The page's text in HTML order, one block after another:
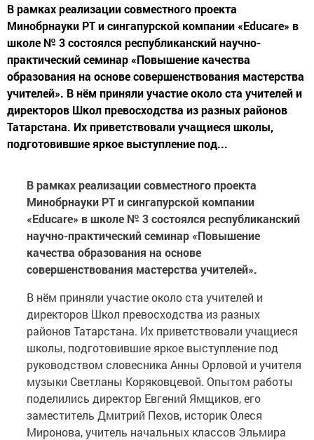
В рамках реализации совместного проекта
Минобрнауки РТ и сингапурской компании «Educare» в
школе № 3 состоялся республиканский научно-
практический семинар «Повышение качества
образования на основе совершенствования мастерства
учителей». В нём приняли участие около ста учителей и
директоров Школ превосходства из разных районов
Татарстана. Их приветствовали учащиеся школы,
подготовившие яркое выступление под...
В рамках реализации совместного проекта
Минобрнауки РТ и сингапурской компании
«Educare» в школе № 3 состоялся республиканский
научно-практический семинар «Повышение
качества образования на основе
совершенствования мастерства учителей».
В нём приняли участие около ста учителей и
директоров Школ превосходства из разных
районов Татарстана. Их приветствовали учащиеся
школы, подготовившие яркое выступление под
руководством словесника Анны Орловой и учителя
музыки Светланы Коряковцевой. Опытом работы
поделились директор Евгений Ямщиков, его
заместитель Дмитрий Пехов, историк Олеся
Миронова, учитель начальных классов Эльмира